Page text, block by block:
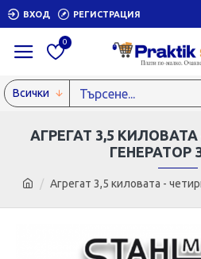
ВХОД РЕГИСТРАЦИЯ
0
Всички
Агрегат 3,5 киловата -
АГРЕГАТ 3,5
ГЕНЕРАТОР